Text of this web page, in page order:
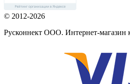
© 2012-2026
Русконнект ООО. Интернет-магазин